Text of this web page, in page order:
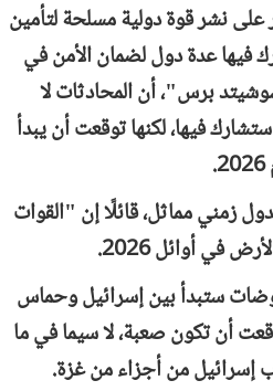
نشر قوة دولية مسلحة لتأمين
فيها عدة دول لضمان الأمن في
برس"، أن المحادثات لا
فيها، لكنها توقعت أن يبدأ
زمني مماثل، قائلًا إن "القوات
في أوائل 2026.
ستبدأ بين إسرائيل وحماس
أن تكون صعبة، لا سيما في ما
من أجزاء من غزة.